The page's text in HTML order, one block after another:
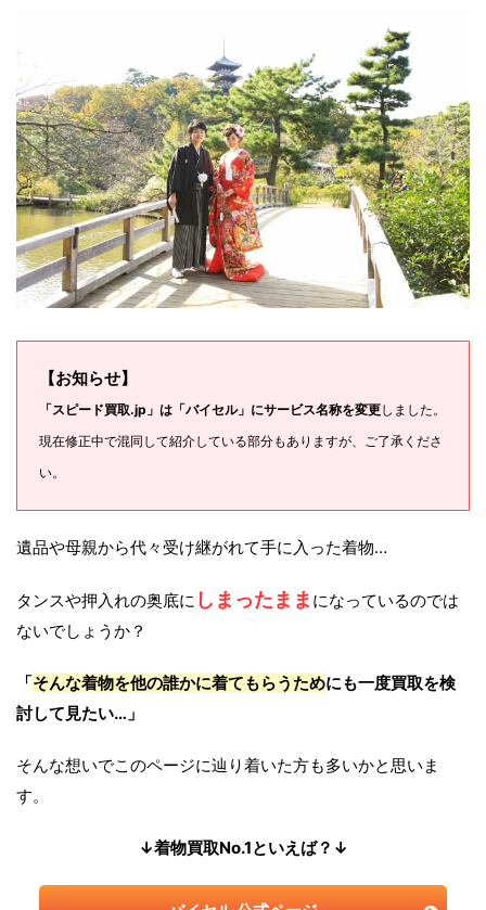
【お知らせ】
「スピード買取.jp」は「バイセル」にサービス名称を変更しました。
現在修正中で混同して紹介している部分もありますが、ご了承くださ
い。
遺品や母親から代々受け継がれて手に入った着物…
タンスや押入れの奥底に しまったまま になっているのでは
ないでしょうか？
「そんな着物を他の誰かに着てもらうためにも一度買取を検
討して見たい…」
そんな想いでこのページに辿り着いた方も多いかと思いま
す。
↓着物買取No.1といえば？↓